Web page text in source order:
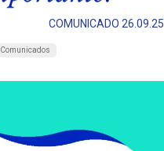
COMUNICADO 26.09.25
Comunicados